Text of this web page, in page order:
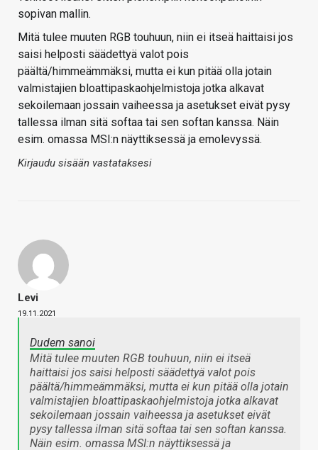
sopivan mallin.
Mitä tulee muuten RGB touhuun, niin ei itseä haittaisi jos
saisi helposti säädettyä valot pois
päältä/himmeämmäksi, mutta ei kun pitää olla jotain
valmistajien bloattipaskaohjelmistoja jotka alkavat
sekoilemaan jossain vaiheessa ja asetukset eivät pysy
tallessa ilman sitä softaa tai sen softan kanssa. Näin
esim. omassa MSI:n näyttiksessä ja emolevyssä.
Kirjaudu sisään vastataksesi
Levi
19.11.2021
Dudem sanoi
Mitä tulee muuten RGB touhuun, niin ei itseä
haittaisi jos saisi helposti säädettyä valot pois
päältä/himmeämmäksi, mutta ei kun pitää olla jotain
valmistajien bloattipaskaohjelmistoja jotka alkavat
sekoilemaan jossain vaiheessa ja asetukset eivät
pysy tallessa ilman sitä softaa tai sen softan kanssa.
Näin esim. omassa MSI:n näyttiksessä ja